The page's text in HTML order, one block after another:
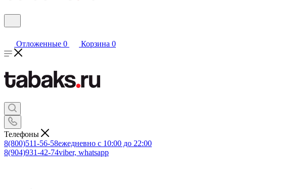
Отложенные 0 Корзина 0
Телефоны
8(800)511-56-58ежедневно с 10:00 до 22:00
8(904)931-42-74viber, whatsapp